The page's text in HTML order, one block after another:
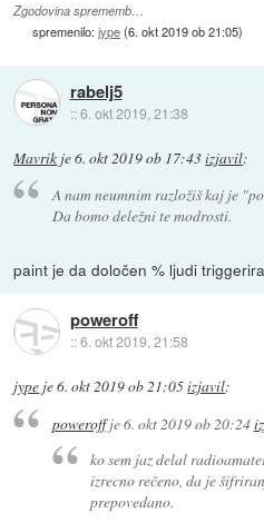
Zgodovina sprememb…
spremenilo:jype(6. okt 2019 ob 21:05)
rabelj5
::6. okt 2019, 21:38
Mavrik je6. okt 2019 ob 17:43izjavil:
A nam neumnim razložiš kaj je
Da bomo deležni te modrosti.
paint je da določen % ljudi triggerira
poweroff
::6. okt 2019, 21:58
jype je6. okt 2019 ob 21:05izjavil:
poweroffje6. okt 2019 ob 20:24
ko sem jaz delal
izrecno rečeno, da je
prepovedano.